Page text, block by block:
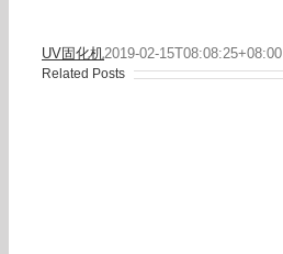
UV固化机2019-02-15T08:08:25+08:00
Related Posts